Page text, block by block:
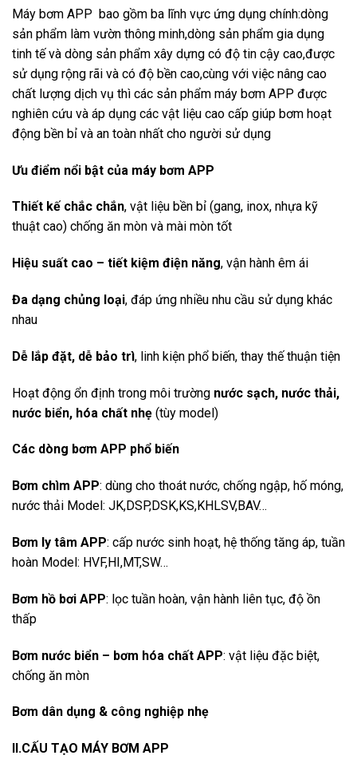
Máy bơm APP bao gồm ba lĩnh vực ứng dụng chính:dòng
sản phẩm làm vườn thông minh,dòng sản phẩm gia dụng
tinh tế và dòng sản phẩm xây dựng có độ tin cậy cao,được
sử dụng rộng rãi và có độ bền cao,cùng với việc nâng cao
chất lượng dịch vụ thì các sản phẩm máy bơm APP được
nghiên cứu và áp dụng các vật liệu cao cấp giúp bơm hoạt
động bền bỉ và an toàn nhất cho người sử dụng
Ưu điểm nổi bật của máy bơm APP
Thiết kế chắc chắn, vật liệu bền bỉ (gang, inox, nhựa kỹ
thuật cao) chống ăn mòn và mài mòn tốt
Hiệu suất cao – tiết kiệm điện năng, vận hành êm ái
Đa dạng chủng loại, đáp ứng nhiều nhu cầu sử dụng khác
nhau
Dễ lắp đặt, dễ bảo trì, linh kiện phổ biến, thay thế thuận tiện
Hoạt động ổn định trong môi trường nước sạch, nước thải,
nước biển, hóa chất nhẹ (tùy model)
Các dòng bơm APP phổ biến
Bơm chìm APP: dùng cho thoát nước, chống ngập, hố móng,
nước thải Model: JK,DSP,DSK,KS,KHLSV,BAV…
Bơm ly tâm APP: cấp nước sinh hoạt, hệ thống tăng áp, tuần
hoàn Model: HVF,HI,MT,SW…
Bơm hồ bơi APP: lọc tuần hoàn, vận hành liên tục, độ ồn
thấp
Bơm nước biển – bơm hóa chất APP: vật liệu đặc biệt,
chống ăn mòn
Bơm dân dụng & công nghiệp nhẹ
II.CẤU TẠO MÁY BƠM APP